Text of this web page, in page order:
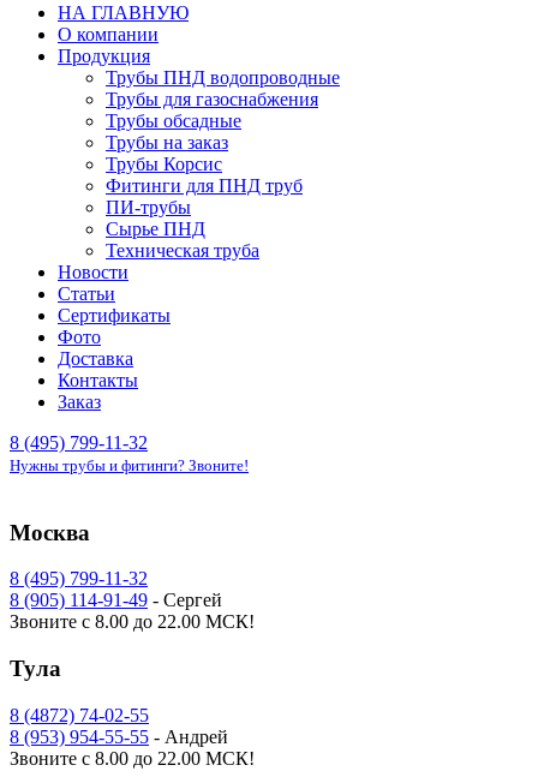
НА ГЛАВНУЮ
О компании
Продукция
Трубы ПНД водопроводные
Трубы для газоснабжения
Трубы обсадные
Трубы на заказ
Трубы Корсис
Фитинги для ПНД труб
ПИ-трубы
Сырье ПНД
Техническая труба
Новости
Статьи
Сертификаты
Фото
Доставка
Контакты
Заказ
8 (495) 799-11-32
Нужны трубы и фитинги? Звоните!
Москва
8 (495) 799-11-32
8 (905) 114-91-49 - Сергей
Звоните с 8.00 до 22.00 МСК!
Тула
8 (4872) 74-02-55
8 (953) 954-55-55 - Андрей
Звоните с 8.00 до 22.00 МСК!